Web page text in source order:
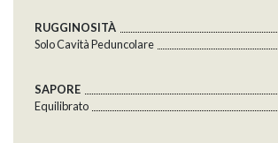
RUGGINOSITÀ
Solo Cavità Peduncolare
SAPORE
Equilibrato